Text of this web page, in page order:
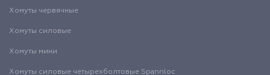
Хомуты червячные
Хомуты силовые
Хомуты мини
Хомуты силовые четырехболтовые Spannloc